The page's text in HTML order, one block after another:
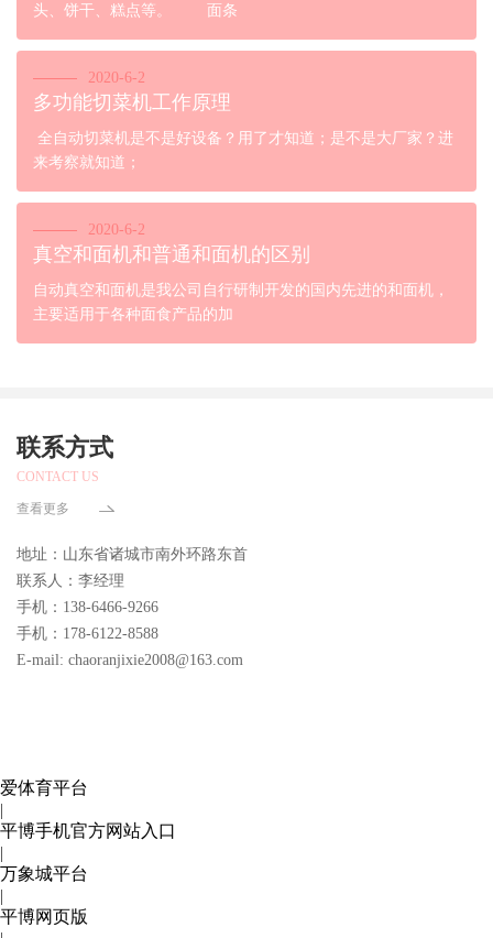
头、饼干、糕点等。 面条
2020-6-2
多功能切菜机工作原理
全自动切菜机是不是好设备？用了才知道；是不是大厂家？进
来考察就知道；
2020-6-2
真空和面机和普通和面机的区别
自动真空和面机是我公司自行研制开发的国内先进的和面机，
主要适用于各种面食产品的加
联系方式
CONTACT US
查看更多
地址：山东省诸城市南外环路东首
联系人：李经理
手机：138-6466-9266
手机：178-6122-8588
E-mail: chaoranjixie2008@163.com
爱体育平台
|
平博手机官方网站入口
|
万象城平台
|
平博网页版